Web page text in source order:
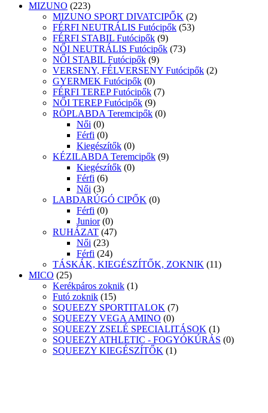
MIZUNO (223)
MIZUNO SPORT DIVATCIPŐK (2)
FÉRFI NEUTRÁLIS Futócipők (53)
FÉRFI STABIL Futócipők (9)
NŐI NEUTRÁLIS Futócipők (73)
NŐI STABIL Futócipők (9)
VERSENY, FÉLVERSENY Futócipők (2)
GYERMEK Futócipők (0)
FÉRFI TEREP Futócipők (7)
NŐI TEREP Futócipők (9)
RÖPLABDA Teremcipők (0)
Női (0)
Férfi (0)
Kiegészítők (0)
KÉZILABDA Teremcipők (9)
Kiegészítők (0)
Férfi (6)
Női (3)
LABDARÚGÓ CIPŐK (0)
Férfi (0)
Junior (0)
RUHÁZAT (47)
Női (23)
Férfi (24)
TÁSKÁK, KIEGÉSZÍTŐK, ZOKNIK (11)
MICO (25)
Kerékpáros zoknik (1)
Futó zoknik (15)
SQUEEZY SPORTITALOK (7)
SQUEEZY VEGA AMINO (0)
SQUEEZY ZSELÉ SPECIALITÁSOK (1)
SQUEEZY ATHLETIC - FOGYÓKÚRÁS (0)
SQUEEZY KIEGÉSZÍTŐK (1)